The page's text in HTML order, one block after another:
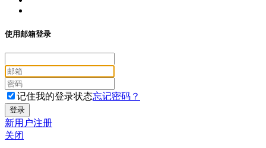
使用邮箱登录
记住我的登录状态忘记密码？
新用户注册
关闭